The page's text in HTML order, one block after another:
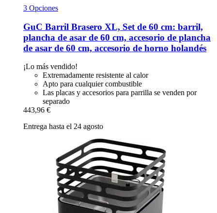
3 Opciones
GuC Barril Brasero XL, Set de 60 cm: barril,
plancha de asar de 60 cm, accesorio de plancha
de asar de 60 cm, accesorio de horno holandés
¡Lo más vendido!
Extremadamente resistente al calor
Apto para cualquier combustible
Las placas y accesorios para parrilla se venden por
separado
443,96 €
Entrega hasta el 24 agosto